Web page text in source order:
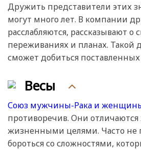
Дружить представители этих
могут много лет. В компании
расслабляются, рассказывают о
переживаниях и планах. Такой
сможет добиться
Весы
Союз мужчины-Рака и
противоречив. Они отличаются
жизненными целями. Часто не
бороться со сложностями,